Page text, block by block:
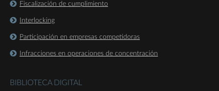
Fiscalización de cumplimiento
Interlocking
Participación en empresas competidoras
Infracciones en operaciones de concentración
BIBLIOTECA DIGITAL